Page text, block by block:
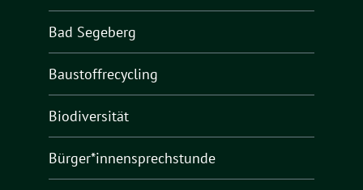
Bad Segeberg
Baustoffrecycling
Biodiversität
Bürger*innensprechstunde